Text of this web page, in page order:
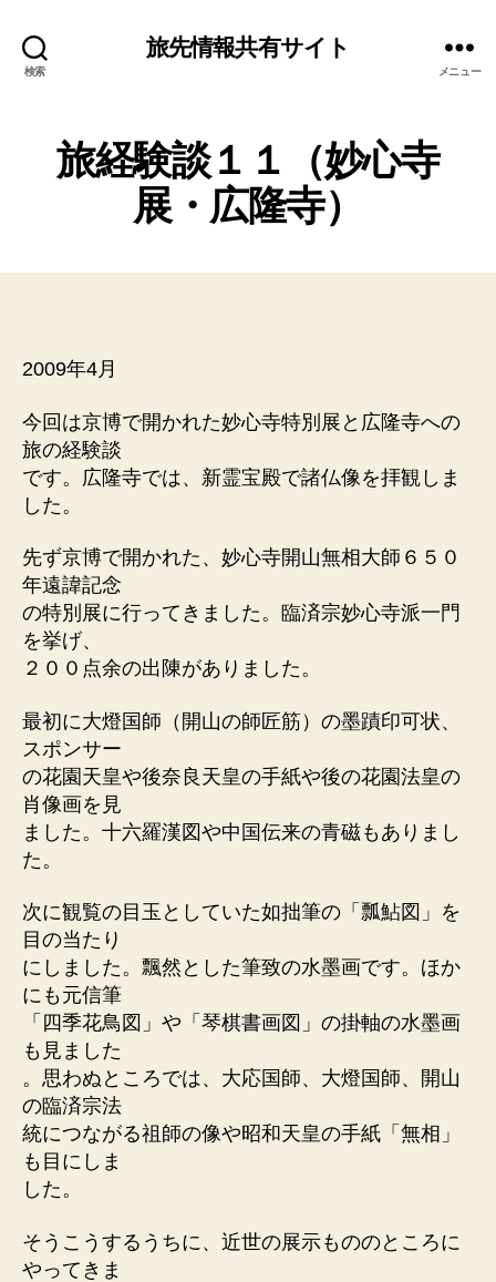
検索
旅先情報共有サイト
メニュー
旅経験談１１（妙心寺
展・広隆寺）
2009年4月
今回は京博で開かれた妙心寺特別展と広隆寺への
旅の経験談
です。広隆寺では、新霊宝殿で諸仏像を拝観しま
した。
先ず京博で開かれた、妙心寺開山無相大師６５０
年遠諱記念
の特別展に行ってきました。臨済宗妙心寺派一門
を挙げ、
２００点余の出陳がありました。
最初に大燈国師（開山の師匠筋）の墨蹟印可状、
スポンサー
の花園天皇や後奈良天皇の手紙や後の花園法皇の
肖像画を見
ました。十六羅漢図や中国伝来の青磁もありまし
た。
次に観覧の目玉としていた如拙筆の「瓢鮎図」を
目の当たり
にしました。飄然とした筆致の水墨画です。ほか
にも元信筆
「四季花鳥図」や「琴棋書画図」の掛軸の水墨画
も見ました
。思わぬところでは、大応国師、大燈国師、開山
の臨済宗法
統につながる祖師の像や昭和天皇の手紙「無相」
も目にしま
した。
そうこうするうちに、近世の展示もののところに
やってきま